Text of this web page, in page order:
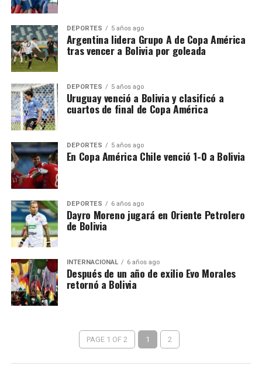
DEPORTES 5 años ago
Argentina lidera Grupo A de Copa América
tras vencer a Bolivia por goleada
DEPORTES 5 años ago
Uruguay venció a Bolivia y clasificó a
cuartos de final de Copa América
DEPORTES 5 años ago
En Copa América Chile venció 1-0 a Bolivia
DEPORTES 6 años ago
Dayro Moreno jugará en Oriente Petrolero
de Bolivia
INTERNACIONAL 6 años ago
Después de un año de exilio Evo Morales
retornó a Bolivia
PAGE 1 OF 2 1 2